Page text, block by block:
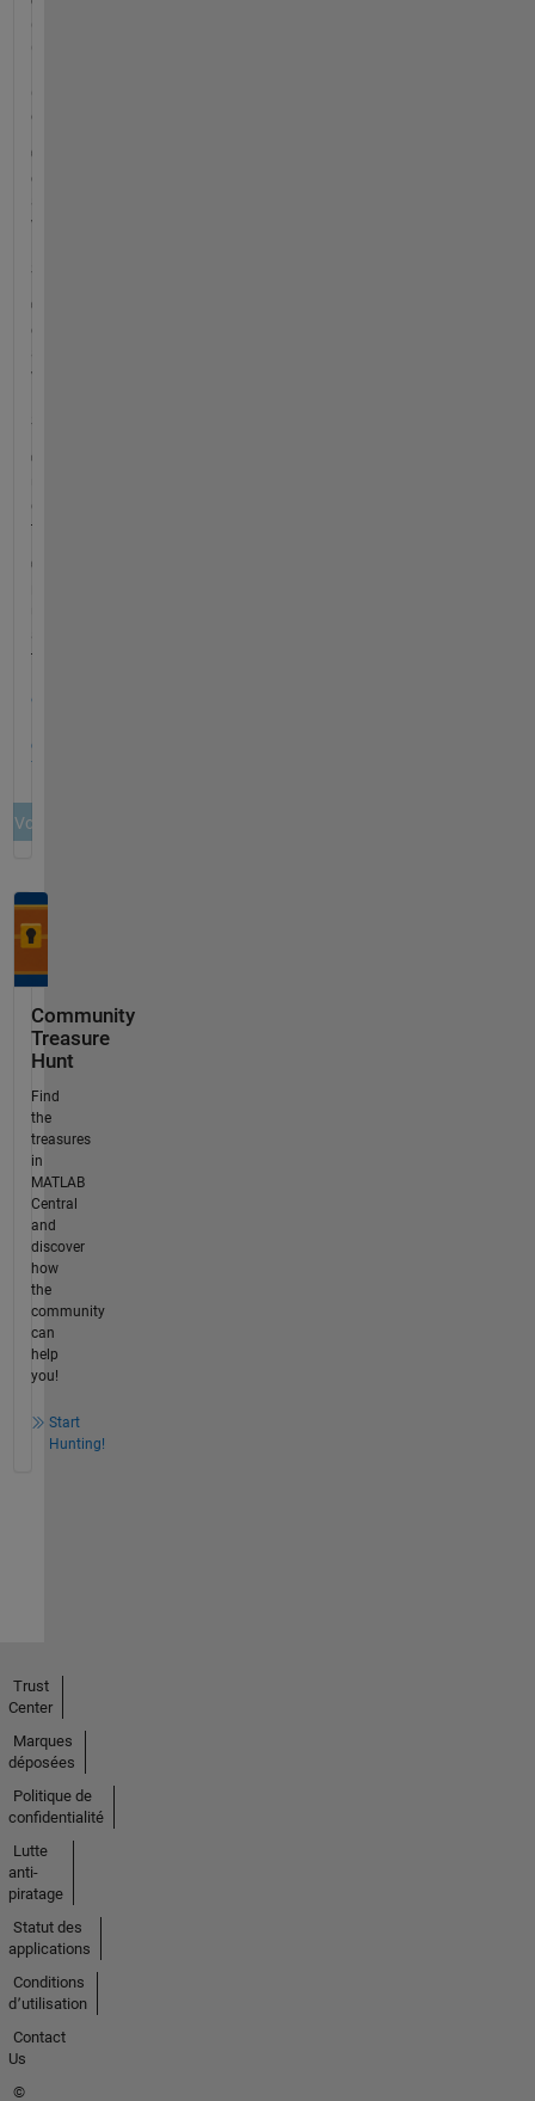
Community
Treasure
Hunt
Find
the
treasures
in
MATLAB
Central
and
discover
how
the
community
can
help
you!
Start
Hunting!
Trust
Center
Marques
déposées
Politique de
confidentialité
Lutte
anti-
piratage
Statut des
applications
Conditions
d՚utilisation
Contact
Us
©